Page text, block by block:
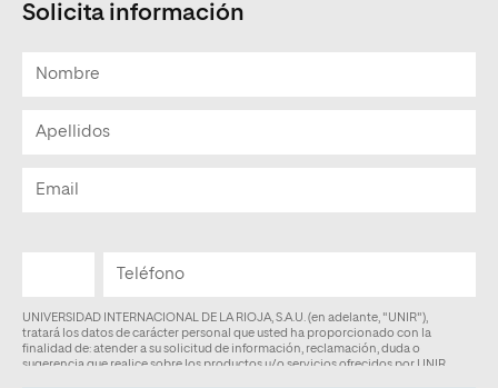
Solicita información